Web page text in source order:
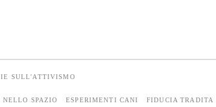
SULL'ATTIVISMO
NELLO SPAZIO ESPERIMENTI CANI FIDUCIA TRADITA